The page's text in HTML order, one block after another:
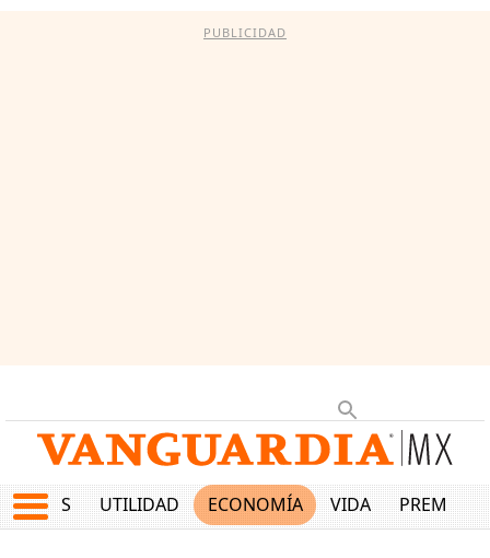
PUBLICIDAD
UTILIDAD ECONOMÍA VIDA PREMIUM